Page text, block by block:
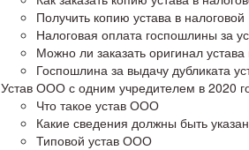
Получить копию устава в налоговой
Налоговая оплата госпошлины за
Можно ли заказать оригинал устава
Госпошлина за выдачу дубликата
Устав ООО с одним учредителем в 2020
Что такое устав ООО
Какие сведения должны быть
Типовой устав ООО